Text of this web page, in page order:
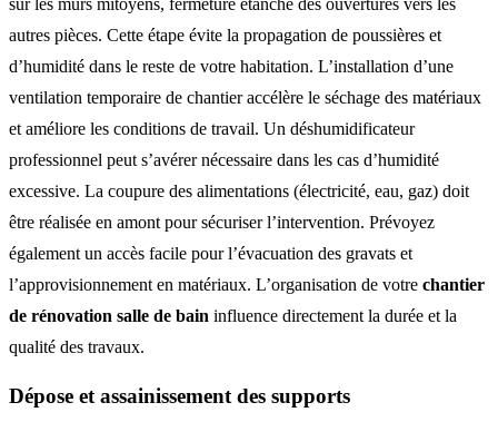
sur les murs mitoyens, fermeture étanche des ouvertures vers les
autres pièces. Cette étape évite la propagation de poussières et
d’humidité dans le reste de votre habitation. L’installation d’une
ventilation temporaire de chantier accélère le séchage des matériaux
et améliore les conditions de travail. Un déshumidificateur
professionnel peut s’avérer nécessaire dans les cas d’humidité
excessive. La coupure des alimentations (électricité, eau, gaz) doit
être réalisée en amont pour sécuriser l’intervention. Prévoyez
également un accès facile pour l’évacuation des gravats et
l’approvisionnement en matériaux. L’organisation de votre chantier
de rénovation salle de bain influence directement la durée et la
qualité des travaux.
Dépose et assainissement des supports